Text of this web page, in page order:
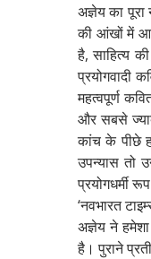
अज्ञेय का
की आंखों में
है, साहित्य
प्रयोगवादी
महत्वपूर्ण
और सबसे
कांच के पीछे
उपन्यास तो
प्रयोगधर्मी
‘नवभारत
अज्ञेय ने
है। पुराने